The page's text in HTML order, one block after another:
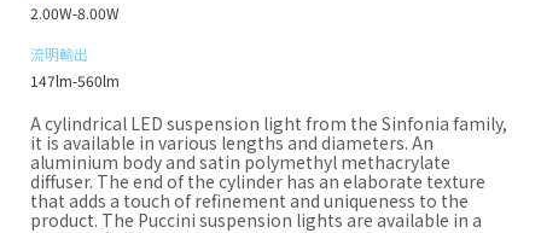
2.00W-8.00W
流明輸出
147lm-560lm
A cylindrical LED suspension light from the Sinfonia family,
it is available in various lengths and diameters. An
aluminium body and satin polymethyl methacrylate
diffuser. The end of the cylinder has an elaborate texture
that adds a touch of refinement and uniqueness to the
product. The Puccini suspension lights are available in a